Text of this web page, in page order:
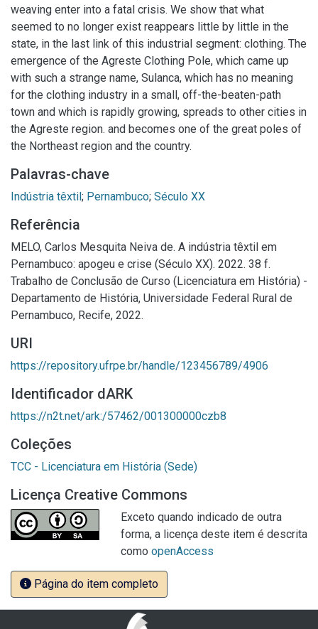
weaving enter into a fatal crisis. We show that what
seemed to no longer exist reappears little by little in the
state, in the last link of this industrial segment: clothing. The
emergence of the Agreste Clothing Pole, which came up
with such a strange name, Sulanca, which has no meaning
for the clothing industry in a small, off-the-beaten-path
town and which is rapidly growing, spreads to other cities in
the Agreste region. and becomes one of the great poles of
the Northeast region and the country.
Palavras-chave
Indústria têxtil; Pernambuco; Século XX
Referência
MELO, Carlos Mesquita Neiva de. A indústria têxtil em
Pernambuco: apogeu e crise (Século XX). 2022. 38 f.
Trabalho de Conclusão de Curso (Licenciatura em História) -
Departamento de História, Universidade Federal Rural de
Pernambuco, Recife, 2022.
URI
https://repository.ufrpe.br/handle/123456789/4906
Identificador dARK
https://n2t.net/ark:/57462/001300000czb8
Coleções
TCC - Licenciatura em História (Sede)
Licença Creative Commons
Exceto quando indicado de outra
forma, a licença deste item é descrita
como openAccess
Página do item completo